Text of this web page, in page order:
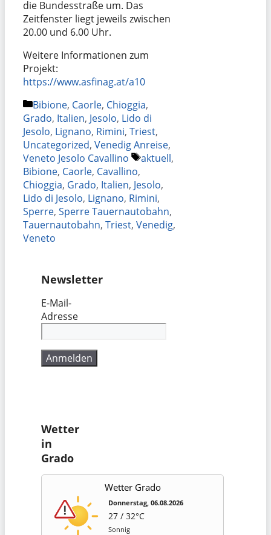
die Bundesstraße um. Das
Zeitfenster liegt jeweils zwischen
20.00 und 6.00 Uhr.
Weitere Informationen zum
Projekt:
https://www.asfinag.at/a10
Kategorien
Bibione, Caorle, Chioggia,
Grado, Italien, Jesolo, Lido di
Jesolo, Lignano, Rimini, Triest,
Uncategorized, Venedig Anreise,
Veneto Jesolo Cavallino
Schlagwörter
aktuell,
Bibione, Caorle, Cavallino,
Chioggia, Grado, Italien, Jesolo,
Lido di Jesolo, Lignano, Rimini,
Sperre, Sperre Tauernautobahn,
Tauernautobahn, Triest, Venedig,
Veneto
Newsletter
E-Mail-
Adresse
Wetter
in
Grado
Wetter Grado
Donnerstag, 06.08.2026
27 / 32°C
Sonnig